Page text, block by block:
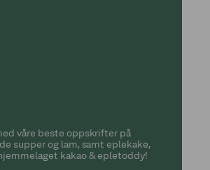
våre beste oppskrifter på
supper og lam, samt eplekake,
kakao & epletoddy!